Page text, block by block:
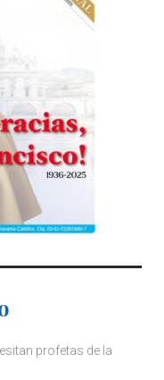
profetas de la